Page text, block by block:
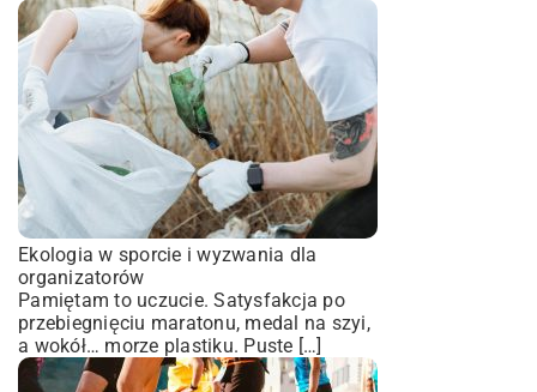
Ekologia w sporcie i wyzwania dla
organizatorów
Pamiętam to uczucie. Satysfakcja po
przebiegnięciu maratonu, medal na szyi,
a wokół… morze plastiku. Puste […]